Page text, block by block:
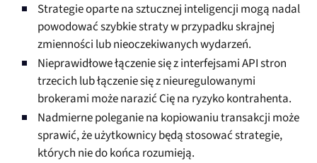
Strategie oparte na sztucznej inteligencji mogą nadal
powodować szybkie straty w przypadku skrajnej
zmienności lub nieoczekiwanych wydarzeń.
Nieprawidłowe łączenie się z interfejsami API stron
trzecich lub łączenie się z nieuregulowanymi
brokerami może narazić Cię na ryzyko kontrahenta.
Nadmierne poleganie na kopiowaniu transakcji może
sprawić, że użytkownicy będą stosować strategie,
których nie do końca rozumieją.